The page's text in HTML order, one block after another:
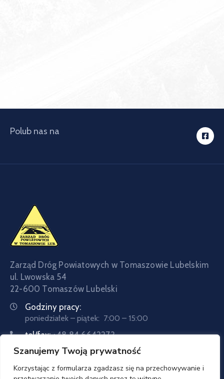
Szanujemy Twoją prywatność
Korzystając z formularza zgadzasz się na przechowywanie i
Polub nas na
Zarząd Dróg Powiatowych w Tomaszowie Lubelskim
ul. Lwowska 54
22-600 Tomaszów Lubelski
Godziny pracy:
poniedziałek – piątek: 7:00 – 15:00
tel/fax:+48 84 6642273
tel:+48 84 6642057
Email:sekretariat@zdptomaszow.pl